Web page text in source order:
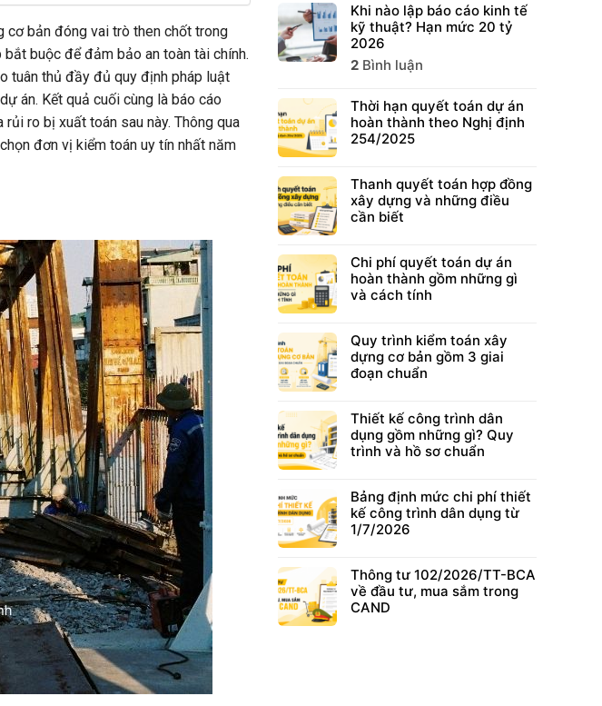
cơ bản đóng vai trò then chốt trong
buộc để đảm bảo an toàn tài chính.
tuân thủ đầy đủ quy định pháp luật
án. Kết quả cuối cùng là báo cáo
ro bị xuất toán sau này. Thông qua
đơn vị kiểm toán uy tín nhất năm
Khi nào lập báo cáo kinh tế
kỹ thuật? Hạn mức 20 tỷ
2026
2 Bình luận
Thời hạn quyết toán dự án
hoàn thành theo Nghị định
254/2025
Thanh quyết toán hợp đồng
xây dựng và những điều
cần biết
Chi phí quyết toán dự án
hoàn thành gồm những gì
và cách tính
Quy trình kiểm toán xây
dựng cơ bản gồm 3 giai
đoạn chuẩn
Thiết kế công trình dân
dụng gồm những gì? Quy
trình và hồ sơ chuẩn
Bảng định mức chi phí thiết
kế công trình dân dụng từ
1/7/2026
Thông tư 102/2026/TT-BCA
về đầu tư, mua sắm trong
CAND